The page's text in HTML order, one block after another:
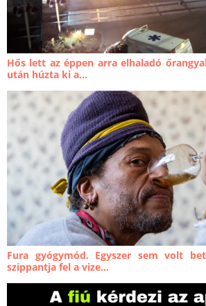
Hős lett az éppen arra elhaladó
után húzta ki a...
Fura gyógymód. Egyszer sem volt
szippantja fel a vize...